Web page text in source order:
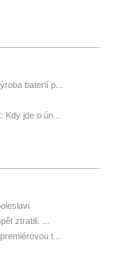
baterií p...
jde o ún...
ztratili. ...
t...